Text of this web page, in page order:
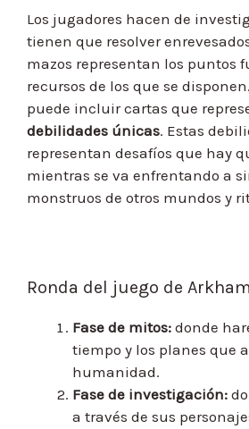
Los jugadores hacen de
tienen que resolver
mazos representan los puntos
recursos de los que se
puede incluir cartas que
debilidades únicas. Estas
representan desafíos que hay
mientras se va enfrentando a
monstruos de otros mundos y
Ronda del juego de
Fase de mitos: donde
tiempo y los planes que
humanidad.
Fase de investigación:
a través de sus